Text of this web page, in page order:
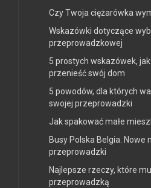
Czy Twoja ciężarówka
Wskazówki dotyczące
przeprowadzkowej
5 prostych wskazówek,
przenieść swój dom
5 powodów, dla których
swojej przeprowadzki
Jak spakować małe
Busy Polska Belgia. Nowe
przeprowadzki
Najlepsze rzeczy, które
przeprowadzką